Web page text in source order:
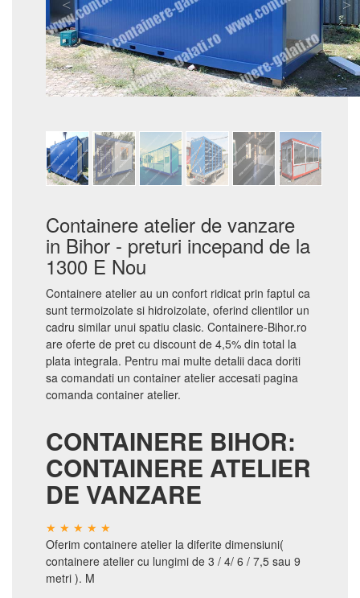
Containere atelier de vanzare
in Bihor - preturi incepand de la
1300 E Nou
Containere atelier au un confort ridicat prin faptul ca
sunt termoizolate si hidroizolate, oferind clientilor un
cadru similar unui spatiu clasic. Containere-Bihor.ro
are oferte de pret cu discount de 4,5% din total la
plata integrala. Pentru mai multe detalii daca doriti
sa comandati un container atelier accesati pagina
comanda container atelier.
CONTAINERE BIHOR:
CONTAINERE ATELIER
DE VANZARE
Oferim containere atelier la diferite dimensiuni(
containere atelier cu lungimi de 3 / 4/ 6 / 7,5 sau 9
metri ). M